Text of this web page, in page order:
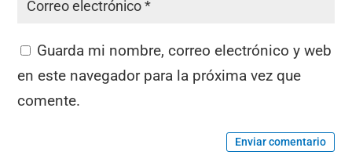
Guarda mi nombre, correo electrónico y web
en este navegador para la próxima vez que
comente.
Enviar comentario